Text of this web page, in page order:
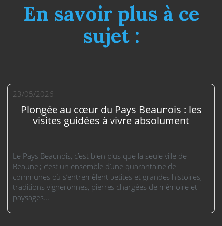
En savoir plus à ce
sujet :
23/05/2026
Plongée au cœur du Pays Beaunois : les
visites guidées à vivre absolument
Le Pays Beaunois, c’est bien plus que la seule ville de
Beaune ; c’est un ensemble d’une quarantaine de
communes où s’entremêlent petites et grandes histoires,
traditions vigneronnes, pierres chargées de mémoire et
paysages...